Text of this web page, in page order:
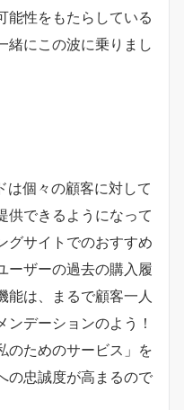
能性をもたらしている
緒にこの波に乗りまし
は個々の顧客に対して
供できるようになって
グサイトでのおすすめ
ーザーの過去の購入履
能は、まるで顧客一人
デーションのよう！
のためのサービス」を
の忠誠度が高まるので